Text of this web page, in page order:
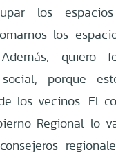
los
los
Además,
social, porque
los vecinos. El
Regional lo